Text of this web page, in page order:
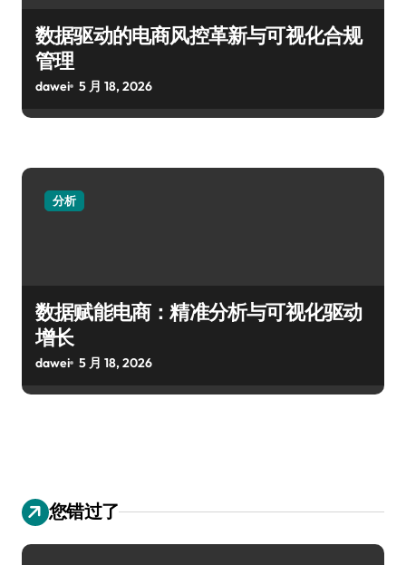
数据驱动的电商风控革新与可视化合规
管理
dawei 5 月 18, 2026
分析
数据赋能电商：精准分析与可视化驱动
增长
dawei 5 月 18, 2026
您错过了